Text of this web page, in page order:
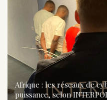
Afrique : les réseaux de
puissance, selon